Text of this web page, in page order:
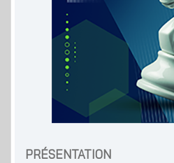
PRÉSENTATION